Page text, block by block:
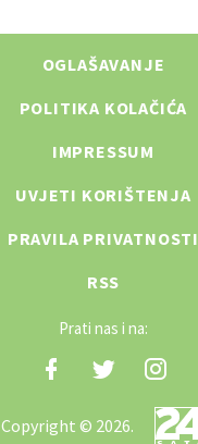
OGLAŠAVANJE
POLITIKA KOLAČIĆA
IMPRESSUM
UVJETI KORIŠTENJA
PRAVILA PRIVATNOSTI
RSS
Prati nas i na:
Copyright © 2026.